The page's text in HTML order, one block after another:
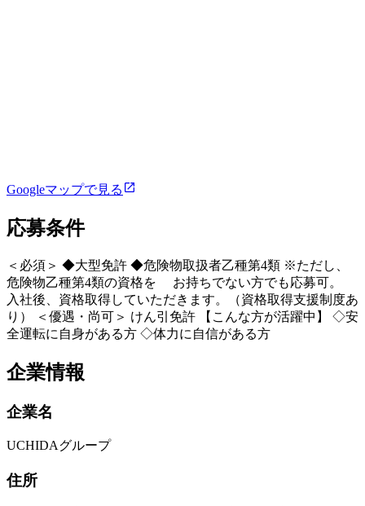
Googleマップで見る
応募条件
＜必須＞ ◆大型免許 ◆危険物取扱者乙種第4類 ※ただし、
危険物乙種第4類の資格を お持ちでない方でも応募可。
入社後、資格取得していただきます。（資格取得支援制度あ
り） ＜優遇・尚可＞ けん引免許 【こんな方が活躍中】 ◇安
全運転に自身がある方 ◇体力に自信がある方
企業情報
企業名
UCHIDAグループ
住所